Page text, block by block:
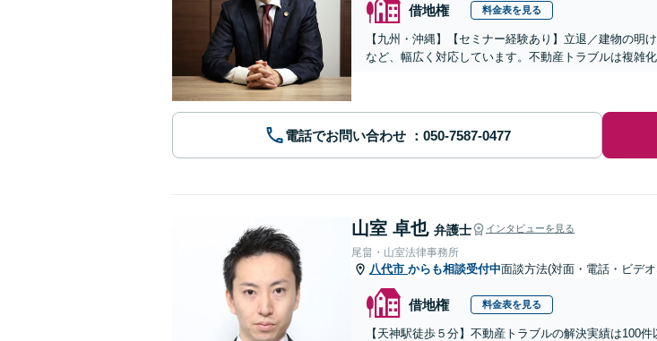
借地権 料金表を見る
【九州・沖縄】【セミナー経験あり】立退／建物の
など、幅広く対応しています。不動産トラブルは複雑
電話でお問い合わせ
山室 卓也 弁護士 インタビューを見る
尾畠・山室法律事務所
八代市 からも相談受付中面談方法(対面・電話・ビデ
借地権 料金表を見る
【天神駅徒歩５分】不動産トラブルの解決実績は100